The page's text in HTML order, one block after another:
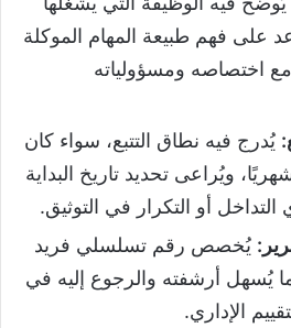
على فهم طبيعة المهام الموكلة
مع اختصاصه ومسؤولياته
: يُدرج فيه نطاق التتبع، سواء كان
ويُراعى تحديد تاريخ البداية
التداخل أو التكرار في التوثيق.
: يُخصص رقم تسلسلي فريد
يُسهل أرشفته والرجوع إليه في
الإداري.